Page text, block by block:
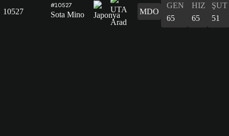
10527
#10527
Sota Mino MDO
GEN
65
HIZ
65
ŞUT
51